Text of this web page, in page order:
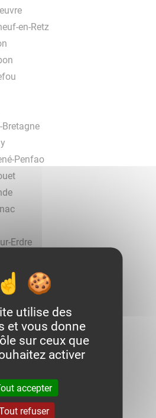
en-Retz
Bretagne
Penfao
Erdre
Basse-Mer
Bottereau
la-Rivière
Erdre
utilise des
et vous donne
sur ceux que
activer
accepter
refuser